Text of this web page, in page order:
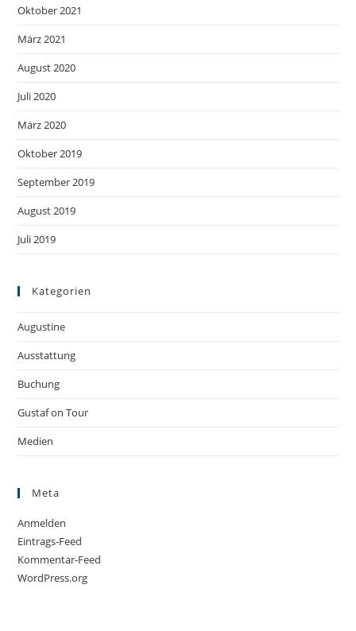
Oktober 2021
März 2021
August 2020
Juli 2020
März 2020
Oktober 2019
September 2019
August 2019
Juli 2019
Kategorien
Augustine
Ausstattung
Buchung
Gustaf on Tour
Medien
Meta
Anmelden
Eintrags-Feed
Kommentar-Feed
WordPress.org